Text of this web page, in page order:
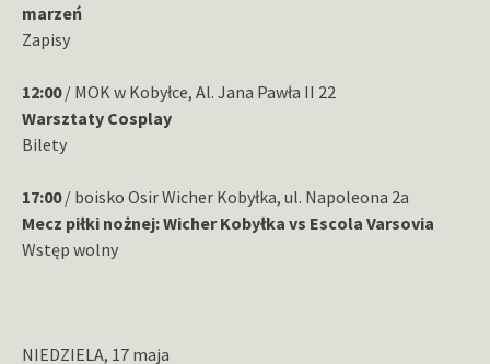
marzeń
Zapisy
12:00/ MOK w Kobyłce, Al. Jana Pawła II 22
Warsztaty Cosplay
Bilety
17:00/ boisko Osir Wicher Kobyłka, ul. Napoleona 2a
Mecz piłki nożnej: Wicher Kobyłka vs Escola Varsovia
Wstęp wolny
NIEDZIELA, 17 maja